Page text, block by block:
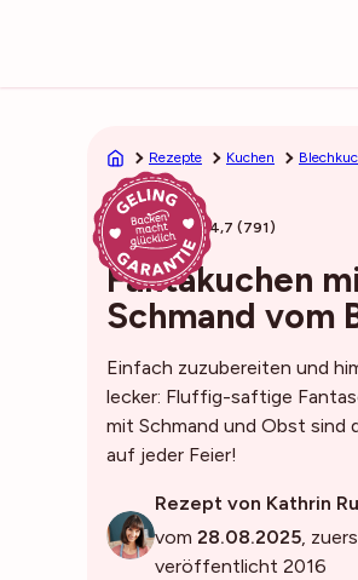
Rezepte Kuchen
50min 4,7 (791)
Fantakuchen
Schmand vom
Einfach zuzubereiten und
lecker: Fluffig-saftige
mit Schmand und Obst sind
auf jeder Feier!
Rezept von Kathrin
vom 28.08.2025,
veröffentlicht 2016